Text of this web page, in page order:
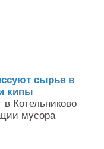
сырье в
кипы
в Котельниково
мусора